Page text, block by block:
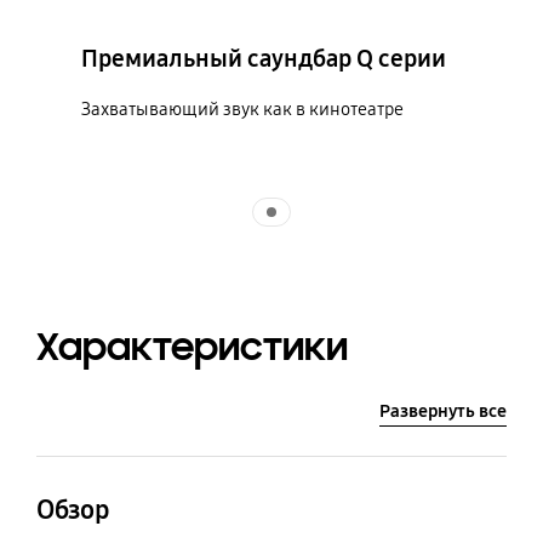
Премиальный саундбар Q серии
Захватывающий звук как в кинотеатре
Характеристики
Развернуть все
Обзор